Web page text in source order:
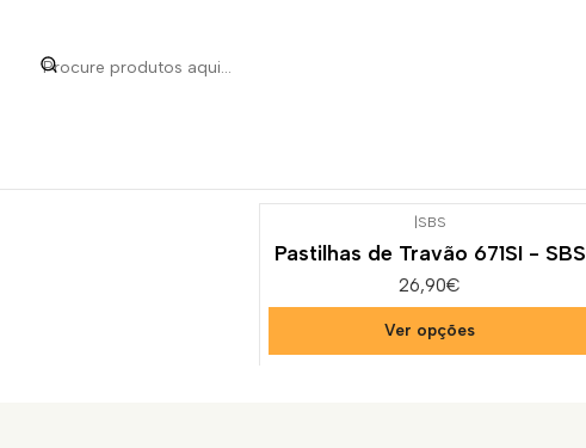
SBS
Pastilhas de Travão 671SI - SBS
26,90€
Ver opções